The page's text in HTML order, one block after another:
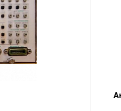
Сравнение
В наличии